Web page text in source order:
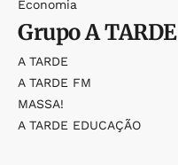
Economia
GrupoA TARDE
A TARDE
A TARDE FM
MASSA!
A TARDE EDUCAÇÃO